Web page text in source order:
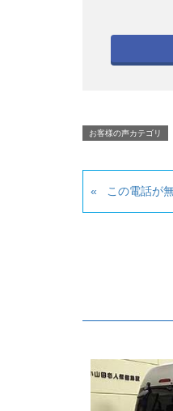
お客様の声カテゴリ
この電話が